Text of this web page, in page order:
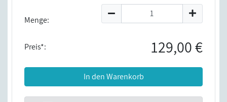
Menge:
Preis*: 129,00 €
In den Warenkorb